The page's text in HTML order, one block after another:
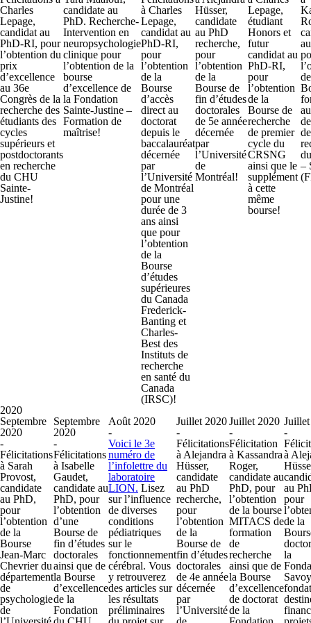
Charles
Lepage,
candidat au
PhD-RI, pour
l’obtention du
prix
d’excellence
au 36e
Congrès de la
recherche des
étudiants des
cycles
supérieurs et
postdoctorants
en recherche
du CHU
Sainte-
Justine!
candidate au
PhD. Recherche-
Intervention en
neuropsychologie
clinique pour
l’obtention de la
bourse
d’excellence de
la Fondation
Sainte-Justine –
Formation de
maîtrise!
à Charles
Lepage,
candidat au
PhD-RI,
pour
l’obtention
de la
Bourse
d’accès
direct au
doctorat
depuis le
baccalauréat
décernée
par
l’Université
de Montréal
pour une
durée de 3
ans ainsi
que pour
l’obtention
de la
Bourse
d’études
supérieures
du Canada
Frederick-
Banting et
Charles-
Best des
Instituts de
recherche
en santé du
Canada
(IRSC)!
Hüsser,
candidate
au PhD
recherche,
pour
l’obtention
de la
Bourse de
fin d’études
doctorales
de 5e année
décernée
par
l’Université
de
Montréal!
Lepage,
étudiant
Honors et
futur
candidat au
PhD-RI,
pour
l’obtention
de la
Bourse de
recherche
de premier
cycle du
CRSNG
ainsi que le
supplément
à cette
même
bourse!
de
–
2020
Septembre
2020
-
Félicitations
à Sarah
Provost,
candidate
au PhD,
pour
l’obtention
de la
Bourse
Jean-Marc
Chevrier du
département
de
psychologie
de
Septembre
2020
-
Félicitations
à Isabelle
Gaudet,
candidate au
PhD, pour
l’obtention
d’une
Bourse de
fin d’études
doctorales
ainsi que de
la Bourse
d’excellence
de la
Fondation
Août 2020
-
Voici le 3e
numéro de
l’infolettre du
laboratoire
LION. Lisez
sur l’influence
de diverses
conditions
pédiatriques
sur le
fonctionnement
cérébral. Vous
y retrouverez
des articles sur
les résultats
préliminaires
Juillet 2020
-
Félicitations
à Alejandra
Hüsser,
candidate
au PhD
recherche,
pour
l’obtention
de la
Bourse de
fin d’études
doctorales
de 4e année
décernée
par
l’Université
Juillet 2020
-
Félicitation
à Kassandra
Roger,
candidate au
PhD, pour
l’obtention
de la bourse
MITACS de
formation
de
recherche
ainsi que de
la Bourse
d’excellence
de doctorat
de la
-
à
au
pour
de la
la